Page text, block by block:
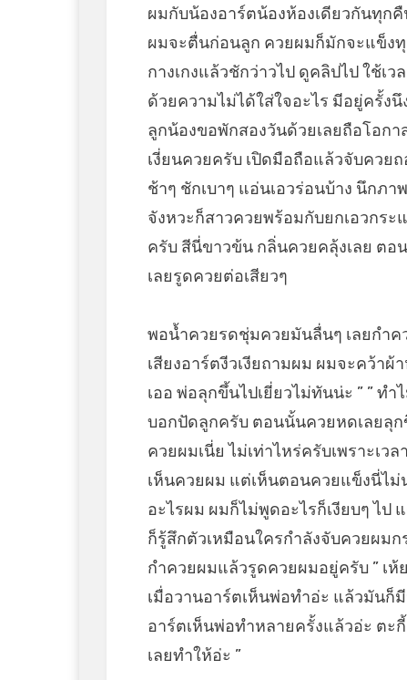
ผมกับน้องอาร์ตน้องห้องเดียวกันทุก
ผมจะตื่นก่อนลูก ควยผมก็มักจะแข็ง
กางเกงแล้วชักว่าวไป ดูคลิปไป ใช้เ
ด้วยความไม่ได้ใส่ใจอะไร มีอยู่ครั้งนึ
ลูกน้องขอพักสองวันด้วยเลยถือโอก
เงี่ยนควยครับ เปิดมือถือแล้วจับควย
ช้าๆ ชักเบาๆ แอ่นเอวร่อนบ้าง นึกภ
จังหวะก็สาวควยพร้อมกับยกเอวกร
ครับ สีนี่ขาวข้น กลิ่นควยคลุ้งเลย ต
เลยรูดควยต่อเสียวๆ
พอน้ำควยรดชุ่มควยมันลื่นๆ เลยกำค
เสียงอาร์ตงีวเงียถามผม ผมจะคว้า
เออ พ่อลุกขึ้นไปเยี่ยวไม่ทันน่ะ ” ” ท
บอกปัดลูกครับ ตอนนั้นควยหดเลยลุก
ควยผมเนี่ย ไม่เท่าไหร่ครับเพราะเ
เห็นควยผม แต่เห็นตอนควยแข็งนี่ไม่
อะไรผม ผมก็ไม่พูดอะไรก็เงียบๆ ไ
ก็รู้สึกตัวเหมือนใครกำลังจับควยผม
กำควยผมแล้วรูดควยผมอยู่ครับ ” เห้
เมื่อวานอาร์ตเห็นพ่อทำอ่ะ แล้วมันก็
อาร์ตเห็นพ่อทำหลายครั้งแล้วอ่ะ ตะ
เลยทำให้อ่ะ ”